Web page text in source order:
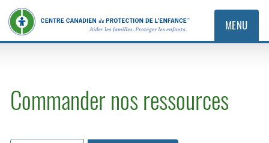
MENU
Commander nos ressources